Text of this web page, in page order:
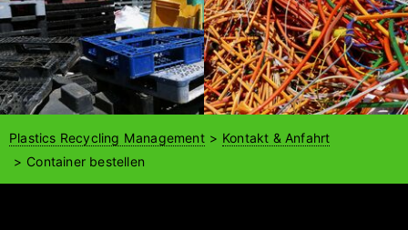
Plastics Recycling Management
Kontakt & Anfahrt
Container bestellen